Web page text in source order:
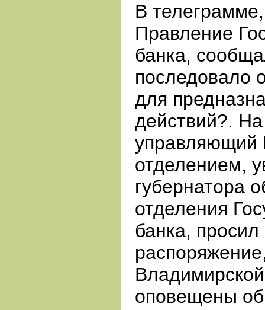
В
Правление
банка,
последовало
для
действий?.
управляющий
отделением,
губернатора
отделения
банка, просил
оповещены